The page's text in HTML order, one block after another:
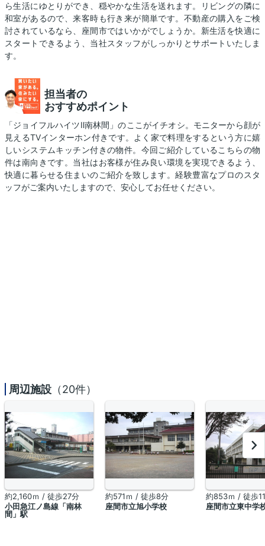
ら生活にゆとりができ、穏やかな生活を送れます。リビングの隣に
和室があるので、来客時も行き来が簡単です。不動産の購入をご検
討されているなら、座間市ではいかがでしょうか。新生活を快適に
スタートできるよう、当社スタッフがしっかりとサポートいたしま
す。
担当者の
おすすめポイント
「ジョイフルハイツⅡ南林間」のここがイチオシ。モニターから顔が
見えるTVインターホン付きです。よく家で料理をするという方に嬉
しいシステムキッチン付きの物件。今回ご紹介しているこちらの物
件は南向きです。当社はお客様が住み良い環境を実現できるよう、
快適に暮らせる住まいのご紹介を致します。経験豊富なプロのスタ
ッフがご案内いたしますので、安心してお任せください。
周辺施設 （20件）
約2,160ｍ / 徒歩27分
小田急江ノ島線「南林
間」駅
約571ｍ / 徒歩8分
座間市立旭小学校
約853ｍ / 徒歩
座間市立東中学